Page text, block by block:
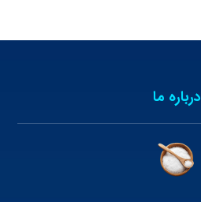
درباره ما